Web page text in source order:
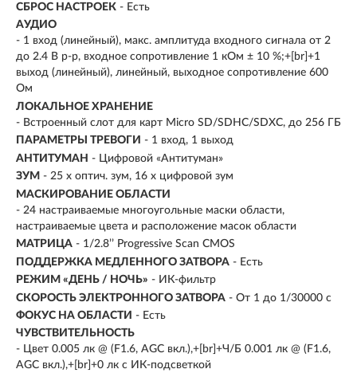
СБРОС НАСТРОЕК - Есть
АУДИО
- 1 вход (линейный), макс. амплитуда входного сигнала от 2
до 2.4 В p-p, входное сопротивление 1 кОм ± 10 %;+[br]+1
выход (линейный), линейный, выходное сопротивление 600
Ом
ЛОКАЛЬНОЕ ХРАНЕНИЕ
- Встроенный слот для карт Micro SD/SDHC/SDXC, до 256 ГБ
ПАРАМЕТРЫ ТРЕВОГИ - 1 вход, 1 выход
АНТИТУМАН - Цифровой «Антитуман»
ЗУМ - 25 x оптич. зум, 16 x цифровой зум
МАСКИРОВАНИЕ ОБЛАСТИ
- 24 настраиваемые многоугольные маски области,
настраиваемые цвета и расположение масок области
МАТРИЦА - 1/2.8’’ Progressive Scan CMOS
ПОДДЕРЖКА МЕДЛЕННОГО ЗАТВОРА - Есть
РЕЖИМ «ДЕНЬ / НОЧЬ» - ИК-фильтр
СКОРОСТЬ ЭЛЕКТРОННОГО ЗАТВОРА - От 1 до 1/30000 с
ФОКУС НА ОБЛАСТИ - Есть
ЧУВСТВИТЕЛЬНОСТЬ
- Цвет 0.005 лк @ (F1.6, AGC вкл.),+[br]+Ч/Б 0.001 лк @ (F1.6,
AGC вкл.),+[br]+0 лк с ИК-подсветкой